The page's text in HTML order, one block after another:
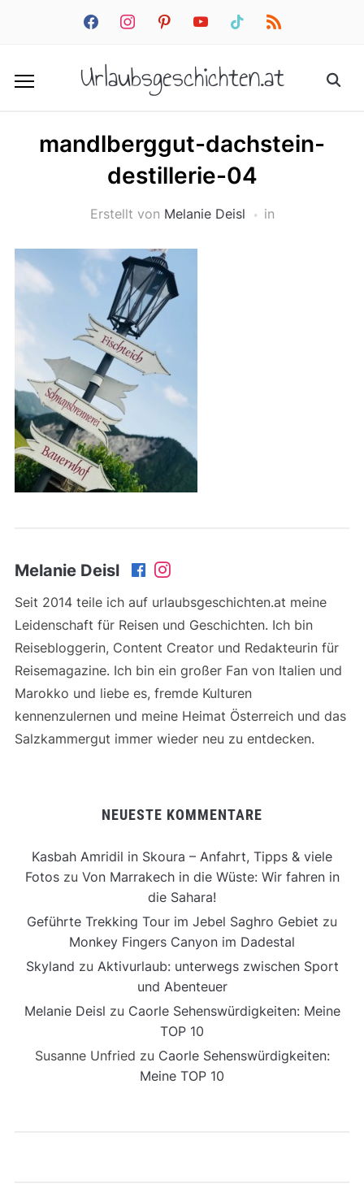
facebookinstagrampinterestyoutube tiktok rss
Urlaubsgeschichten.at
mandlberggut-dachstein-
destillerie-04
Erstellt von Melanie Deisl in
Melanie Deisl
Seit 2014 teile ich auf urlaubsgeschichten.at meine
Leidenschaft für Reisen und Geschichten. Ich bin
Reisebloggerin, Content Creator und Redakteurin für
Reisemagazine. Ich bin ein großer Fan von Italien und
Marokko und liebe es, fremde Kulturen
kennenzulernen und meine Heimat Österreich und das
Salzkammergut immer wieder neu zu entdecken.
NEUESTE KOMMENTARE
Kasbah Amridil in Skoura – Anfahrt, Tipps & viele
Fotoszu Von Marrakech in die Wüste: Wir fahren in
die Sahara!
Geführte Trekking Tour im Jebel Saghro Gebiet zu
Monkey Fingers Canyon im Dadestal
Skyland zu Aktivurlaub: unterwegs zwischen Sport
und Abenteuer
Melanie Deisl zu Caorle Sehenswürdigkeiten: Meine
TOP 10
Susanne Unfried zu Caorle Sehenswürdigkeiten:
Meine TOP 10